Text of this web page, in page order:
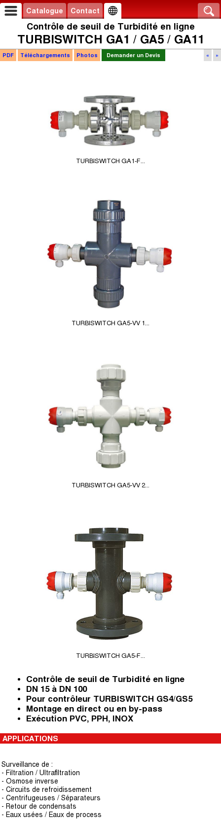
Catalogue Contact
Contrôle de seuil de Turbidité en ligne
TURBISWITCH GA1 / GA5 / GA11
« »
PDF Téléchargements Photos Demander un Devis
TURBISWITCH GA1-F...
TURBISWITCH GA5-VV 1...
TURBISWITCH GA5-VV 2...
TURBISWITCH GA5-F...
Contrôle de seuil de Turbidité en ligne
DN 15 à DN 100
Pour contrôleur TURBISWITCH GS4/GS5
Montage en direct ou en by-pass
Exécution PVC, PPH, INOX
APPLICATIONS
Surveillance de :
- Filtration / Ultrafiltration
- Osmose inverse
- Circuits de refroidissement
- Centrifugeuses / Séparateurs
- Retour de condensats
- Eaux usées / Eaux de process